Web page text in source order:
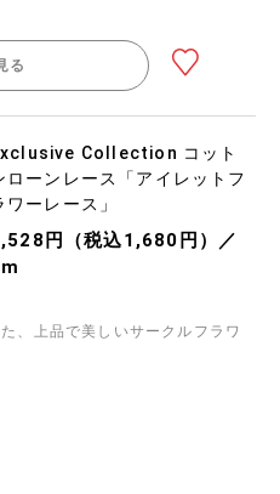
る
Collection コット
ローンレース「アイレットフ
ワーレース」
円（税込1,680円）／
、上品で美しいサークルフラワ